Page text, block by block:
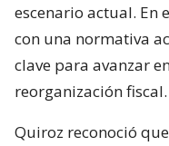
escenario actual. En
con una normativa
clave para avanzar
reorganización fiscal.
Quiroz reconoció